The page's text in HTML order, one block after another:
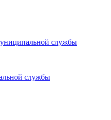
службы
службы